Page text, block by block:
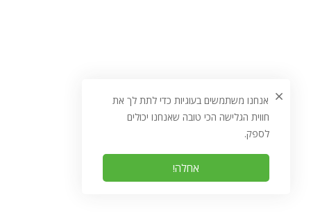
אנחנו משתמשים בעוגיות כדי לתת לך את
חווית הגלישה הכי טובה שאנחנו יכולים
לספק.
אחלה!